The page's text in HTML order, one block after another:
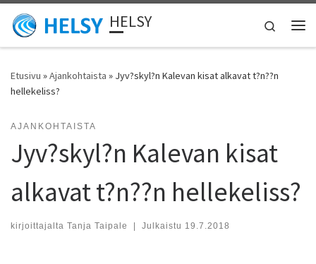
Skip to content HELSY
Search
Etusivu »Ajankohtaista » Jyv?skyl?n Kalevan kisat alkavat t?n??n
hellekeliss?
AJANKOHTAISTA
Jyv?skyl?n Kalevan kisat
alkavat t?n??n hellekeliss?
kirjoittajalta Tanja Taipale | Julkaistu 19.7.2018